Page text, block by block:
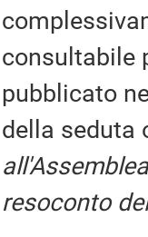
consultabile
pubblicato
della seduta
resoconto